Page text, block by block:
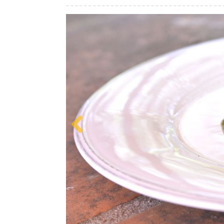
Previous